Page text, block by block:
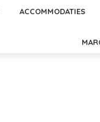
ACCOMMODATIES